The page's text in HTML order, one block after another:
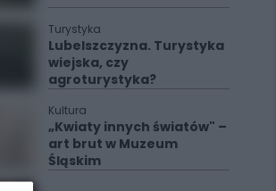
Turystyka
Lubelszczyzna. Turystyka
wiejska, czy
agroturystyka?
Kultura
„Kwiaty innych światów" –
art brut w Muzeum
Śląskim